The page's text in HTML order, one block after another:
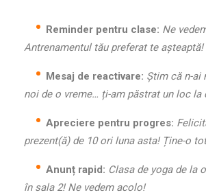
Reminder pentru clase: Ne
Antrenamentul tău preferat te așteaptă!
Mesaj de reactivare: Știm că n-ai
noi de o vreme… ți-am păstrat un loc la
Apreciere pentru progres:
prezent(ă) de 10 ori luna asta! Ține-o
Anunț rapid: Clasa de yoga de la
în sala 2! Ne vedem acolo!